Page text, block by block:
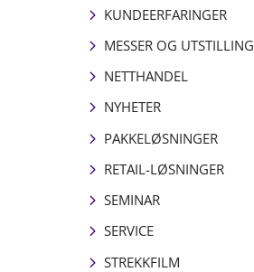
KUNDEERFARINGER
MESSER OG UTSTILLING
NETTHANDEL
NYHETER
PAKKELØSNINGER
RETAIL-LØSNINGER
SEMINAR
SERVICE
STREKKFILM